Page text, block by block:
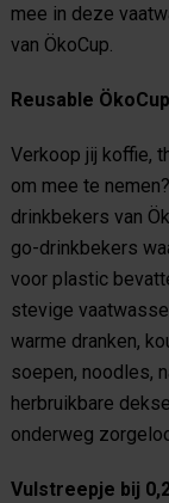
mee in deze
van ÖkoCup.
Reusable
Verkoop jij koffie,
om mee te
drinkbekers van
go-drinkbekers
voor plastic
stevige
warme dranken,
soepen, noodles,
herbruikbare
onderweg
Vulstreepje bij